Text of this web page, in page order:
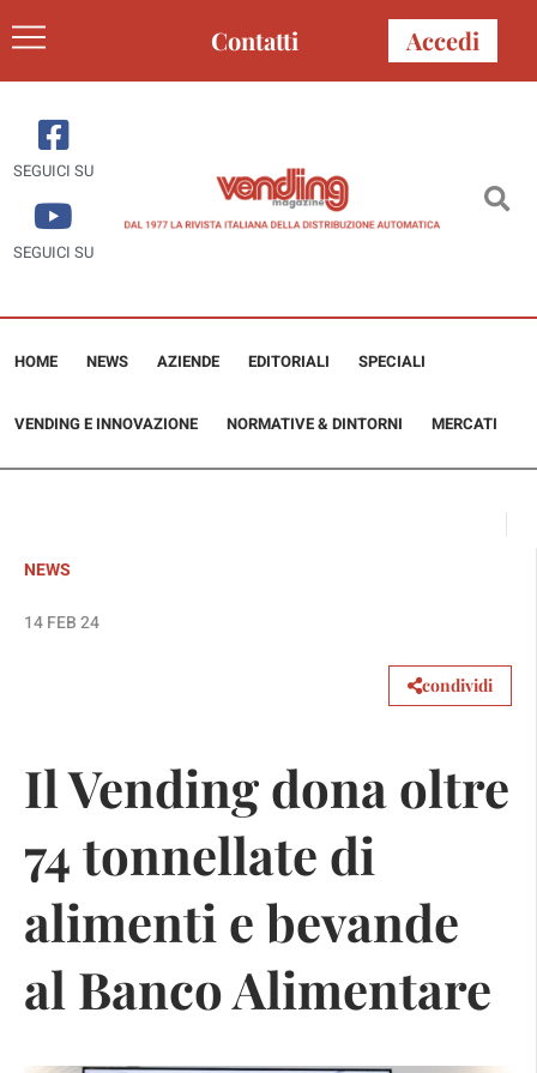
Contatti Accedi
SEGUICI SU
SEGUICI SU
HOME NEWS AZIENDE EDITORIALI SPECIALI
VENDING E INNOVAZIONE NORMATIVE & DINTORNI MERCATI
NEWS
14 FEB 24
condividi
Il Vending dona oltre
74 tonnellate di
alimenti e bevande
al Banco Alimentare